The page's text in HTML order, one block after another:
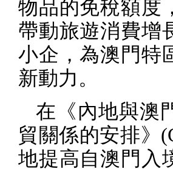
物品的免稅額度
帶動旅遊消費增
小企，為澳門特
新動力。
在《內地與澳
貿關係的安排》
地提高自澳門入